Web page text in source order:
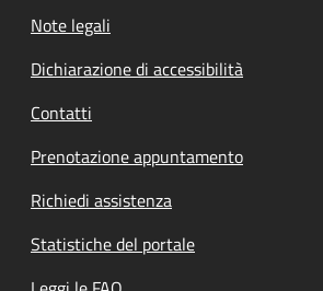
Note legali
Dichiarazione di accessibilità
Contatti
Prenotazione appuntamento
Richiedi assistenza
Statistiche del portale